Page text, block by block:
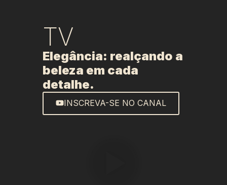
TV
Elegância: realçando a
beleza em cada
detalhe.
INSCREVA-SE NO CANAL